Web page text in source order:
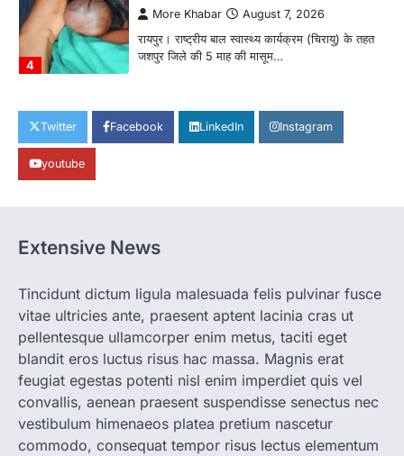
4
More Khabar August 7, 2026
रायपुर। राष्ट्रीय बाल स्वास्थ्य कार्यक्रम (चिरायु) के तहत
जशपुर जिले की 5 माह की मासूम…
CG: छिपली की दीदियों का कमाल, बकरी
पालन से बढ़ी आय और मजबूत हुआ आत्मविश्वास
बनाने की दिशा में जिले के नगरी…
2
CHHATTISGARH
जाएगी एल्बेंडाजोल
More Khabar August 7, 2026
रायपुर। राष्ट्रीय कृमि मुक्ति दिवस भारत सरकार द्वारा
बच्चों के स्वास्थ्य सुधार के लिए वर्ष…
CHHATTISGARH
CG : मुख्यमंत्री विष्णुदेव साय के नेतृत्व में
छत्तीसगढ़ को बड़ी उपलब्धि
Twitter Facebook LinkedIn Instagram
youtube
Extensive News
Tincidunt dictum ligula malesuada felis pulvinar fusce
vitae ultricies ante, praesent aptent lacinia cras ut
pellentesque ullamcorper enim metus, taciti eget
blandit eros luctus risus hac massa. Magnis erat
feugiat egestas potenti nisl enim imperdiet quis vel
convallis, aenean praesent suspendisse senectus nec
vestibulum himenaeos platea pretium nascetur
commodo, consequat tempor risus lectus elementum